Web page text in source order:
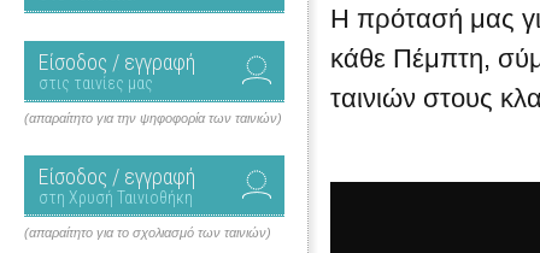
Είσοδος / εγγραφή
στις ταινίες μας
(απαραίτητο για την ψηφοφορία των ταινιών)
Είσοδος / εγγραφή
στη Χρυσή Ταινιοθήκη
(απαραίτητο για το σχολιασμό των ταινιών)
Η πρότασή μας
κάθε Πέμπτη,
ταινιών στους